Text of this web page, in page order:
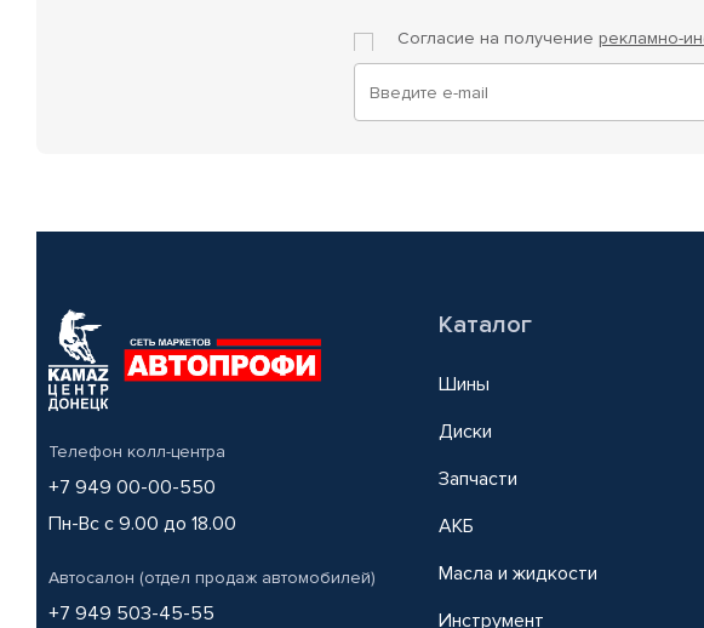
Согласие на получение рекламно-
Телефон колл-центра
+7 949 00-00-550
Пн-Вс с 9.00 до 18.00
Автосалон (отдел продаж автомобилей)
+7 949 503-45-55
Каталог
Шины
Диски
Запчасти
АКБ
Масла и жидкости
Инструмент